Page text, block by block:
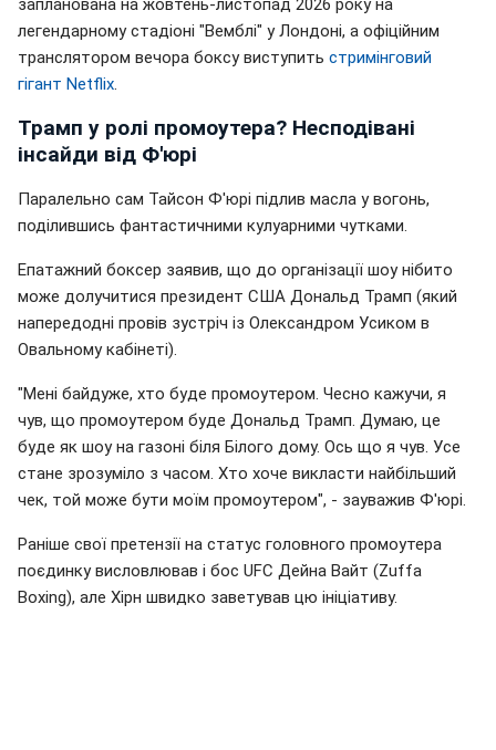
легендарному стадіоні "Вемблі" у Лондоні, а офіційним
транслятором вечора боксу виступить стримінговий
гігант Netflix
Трамп у ролі промоутера? Несподівані
інсайди від Ф'юрі
Паралельно сам Тайсон Ф'юрі підлив масла у вогонь,
поділившись фантастичними кулуарними чутками.
Епатажний боксер заявив, що до організації шоу нібито
може долучитися президент США Дональд Трамп (який
напередодні провів зустріч із Олександром Усиком в
Овальному кабінеті).
"Мені байдуже, хто буде промоутером. Чесно кажучи, я
чув, що промоутером буде Дональд Трамп. Думаю, це
буде як шоу на газоні біля Білого дому. Ось що я чув. Усе
стане зрозуміло з часом. Хто хоче викласти найбільший
чек, той може бути моїм промоутером", - зауважив Ф'юрі.
Раніше свої претензії на статус головного промоутера
поєдинку висловлював і бос UFC Дейна Вайт (Zuffa
Boxing), але Хірн швидко заветував цю ініціативу.